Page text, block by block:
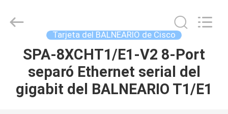
CASA
Equipment
Tarjeta del BALNEARIO de Cisco
SPA-8XCHT1/E1-V2 8-Port
separó Ethernet serial del
gigabit del BALNEARIO T1/E1